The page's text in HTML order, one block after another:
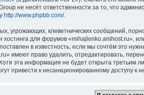
не несёт ответственности за то, что
http://www.phpbb.com/.
угрожающих, клеветнических сообщений,
хостинга для форумов
в известность, если мы сочтём это
имеют право удалить, отредактировать,
эта информация не будет открыта
привести к несанкционированному доступу к